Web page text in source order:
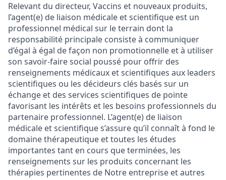
Relevant du directeur, Vaccins et nouveaux produits,
l’agent(e) de liaison médicale et scientifique est un
professionnel médical sur le terrain dont la
responsabilité principale consiste à communiquer
d’égal à égal de façon non promotionnelle et à utiliser
son savoir-faire social poussé pour offrir des
renseignements médicaux et scientifiques aux leaders
scientifiques ou les décideurs clés basés sur un
échange et des services scientifiques de pointe
favorisant les intérêts et les besoins professionnels du
partenaire professionnel. L’agent(e) de liaison
médicale et scientifique s’assure qu’il connaît à fond le
domaine thérapeutique et toutes les études
importantes tant en cours que terminées, les
renseignements sur les produits concernant les
thérapies pertinentes de Notre entreprise et autres